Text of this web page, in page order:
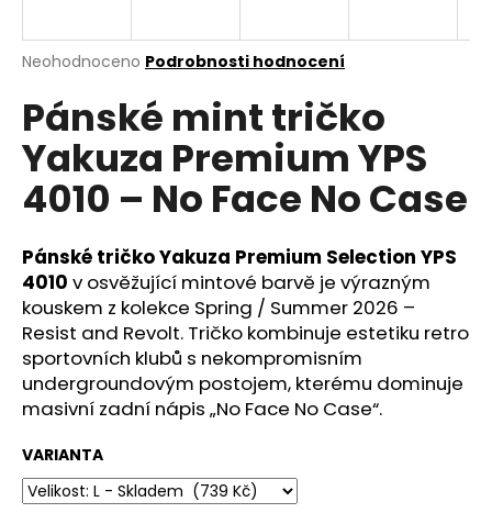
Průměrné
produktu
je
0,0
z
hvězdiček.
Neohodnoceno Podrobnosti hodnocení
Pánské mint tričko
Yakuza Premium YPS
4010 – No Face No Case
Pánské tričko Yakuza Premium Selection YPS
4010 v osvěžující mintové barvě je výrazným
kouskem z kolekce Spring / Summer 2026 –
Resist and Revolt. Tričko kombinuje estetiku retro
sportovních klubů s nekompromisním
undergroundovým postojem, kterému dominuje
masivní zadní nápis „No Face No Case“.
VARIANTA
j
t
?
HLEDAT
D
o
p
o
r
u
č